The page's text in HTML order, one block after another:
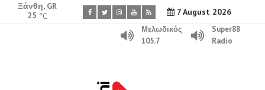
7 August 2026
Ξάνθη, GR
25 °C
Μελωδικός
105.7
Super88
Radio